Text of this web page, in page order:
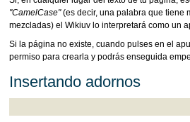
"CamelCase"(es decir, una palabra que tiene
mezcladas) el Wikiuv lo interpretará como un
Si la página no existe, cuando pulses en el
permiso para crearla y podrás enseguida
Insertando adornos